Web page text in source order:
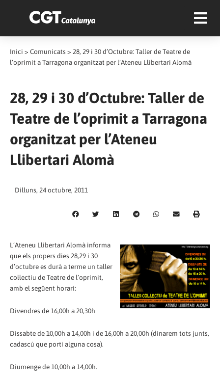
Inici > Comunicats > 28, 29 i 30 d’Octubre: Taller de Teatre de
l’oprimit a Tarragona organitzat per l’Ateneu Llibertari Alomà
28, 29 i 30 d’Octubre: Taller de
Teatre de l’oprimit a Tarragona
organitzat per l’Ateneu
Llibertari Alomà
Dilluns, 24 octubre, 2011
L’Ateneu Llibertari Alomà informa
que els propers dies 28,29 i 30
d’octubre es durà a terme un taller
col·lectiu de Teatre de l’oprimit,
amb el següent horari:
Divendres de 16,00h a 20,30h
Dissabte de 10,00h a 14,00h i de 16,00h a 20,00h (dinarem tots junts,
cadascú que porti alguna cosa).
Diumenge de 10,00h a 14,00h.